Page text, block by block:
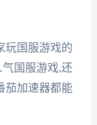
玩国服游戏的
国服游戏,还
茄加速器都能